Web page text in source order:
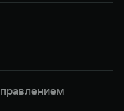
Масштаб